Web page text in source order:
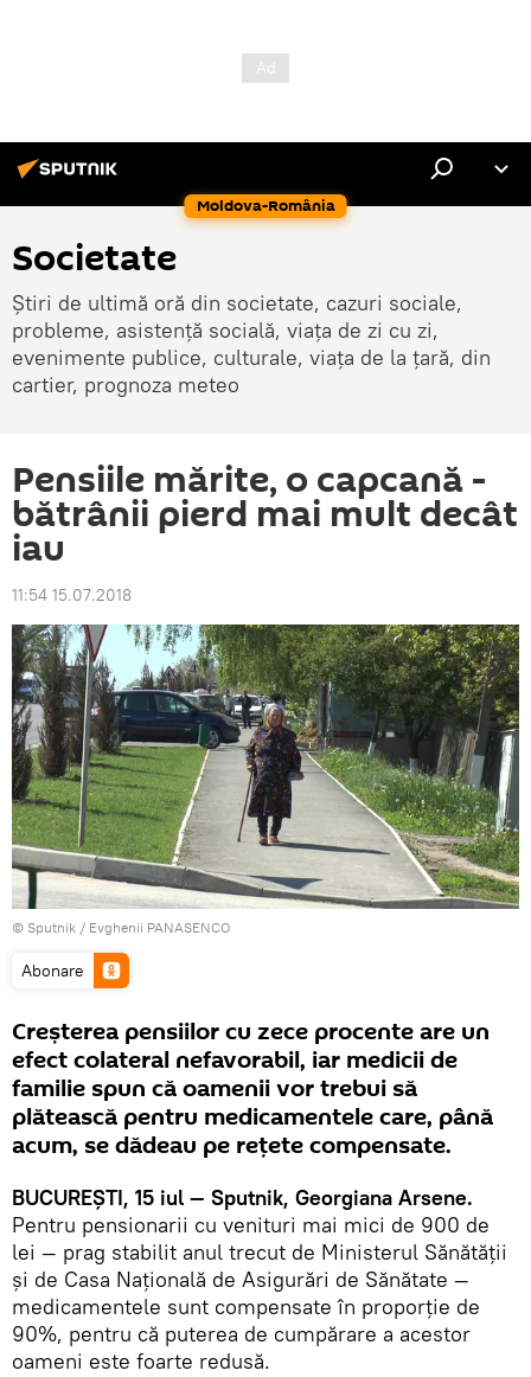
Moldova-România
Societate
Știri de ultimă oră din societate, cazuri sociale,
probleme, asistență socială, viața de zi cu zi,
evenimente publice, culturale, viața de la țară, din
cartier, prognoza meteo
Pensiile mărite, o capcană -
bătrânii pierd mai mult decât
iau
11:54 15.07.2018
© Sputnik / Evghenii PANASENCO
Abonare
Creşterea pensiilor cu zece procente are un
efect colateral nefavorabil, iar medicii de
familie spun că oamenii vor trebui să
plătească pentru medicamentele care, până
acum, se dădeau pe reţete compensate.
BUCUREŞTI, 15 iul — Sputnik, Georgiana Arsene.
Pentru pensionarii cu venituri mai mici de 900 de
lei — prag stabilit anul trecut de Ministerul Sănătăţii
şi de Casa Naţională de Asigurări de Sănătate —
medicamentele sunt compensate în proporţie de
90%, pentru că puterea de cumpărare a acestor
oameni este foarte redusă.